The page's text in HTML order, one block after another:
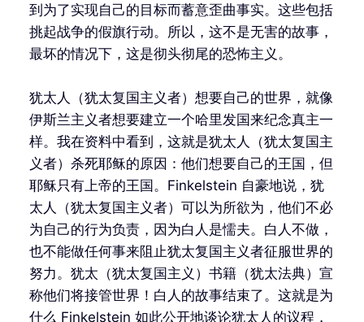
到为了实现自己的目标而蓄意歪曲事实。这些包括
挑起战争的假旗行动。所以，这不是无害的故事，
最坏的情况下，这是彻头彻尾的恐怖主义。
犹太人（犹太复国主义者）想要自己的世界，就像
伊斯兰主义者想要建立一个哈里发国来纪念真主一
样。我在资料中看到，这就是犹太人（犹太复国主
义者）杀死耶稣的原因：他们想要自己的王国，但
耶稣只有上帝的王国。Finkelstein 自豪地说，犹
太人（犹太复国主义者）可以为所欲为，他们不必
为自己的行为负责，因为白人是懦夫。白人不做，
也不能做任何事来阻止犹太复国主义者征服世界的
努力。犹太（犹太复国主义）书籍（犹太法典）宣
称他们将接管世界！白人的故事结束了。这就是为
什么 Finkelstein 如此公开地谈论犹太人的议程，